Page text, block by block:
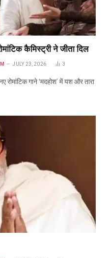
कैमिस्ट्री ने जीता दिल
JULY 23, 2026 3
गाने ‘मदहोश’ में यश और तारा